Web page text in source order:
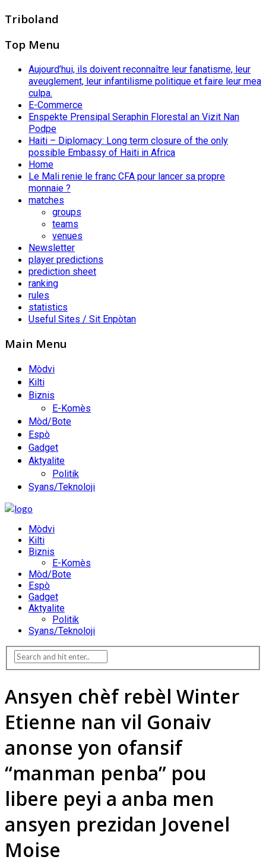
Triboland
Top Menu
Aujourd’hui, ils doivent reconnaître leur fanatisme, leur
aveuglement, leur infantilisme politique et faire leur mea
culpa.
E-Commerce
Enspekte Prensipal Seraphin Florestal an Vizit Nan
Podpe
Haiti – Diplomacy: Long term closure of the only
possible Embassy of Haiti in Africa
Home
Le Mali renie le franc CFA pour lancer sa propre
monnaie ?
matches
groups
teams
venues
Newsletter
player predictions
prediction sheet
ranking
rules
statistics
Useful Sites / Sit Enpòtan
Main Menu
Mòdvi
Kilti
Biznis
E-Komès
Mòd/Bote
Espò
Gadget
Aktyalite
Politik
Syans/Teknoloji
Mòdvi
Kilti
Biznis
E-Komès
Mòd/Bote
Espò
Gadget
Aktyalite
Politik
Syans/Teknoloji
Ansyen chèf rebèl Winter
Etienne nan vil Gonaiv
anonse yon ofansif
“manman penba” pou
libere peyi a anba men
ansyen prezidan Jovenel
Moise